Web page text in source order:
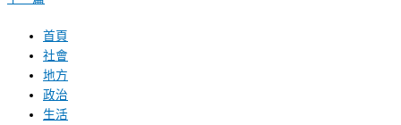
首頁
社會
地方
政治
生活